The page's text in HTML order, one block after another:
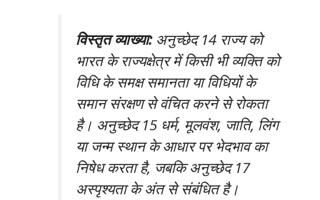
विस्तृत व्याख्या:अनुच्छेद 14 राज्य को
भारत के राज्यक्षेत्र में किसी भी व्यक्ति को
विधि के समक्ष समानता या विधियों के
समान संरक्षण से वंचित करने से रोकता
है। अनुच्छेद 15 धर्म, मूलवंश, जाति, लिंग
या जन्म स्थान के आधार पर भेदभाव का
निषेध करता है, जबकि अनुच्छेद 17
अस्पृश्यता के अंत से संबंधित है।